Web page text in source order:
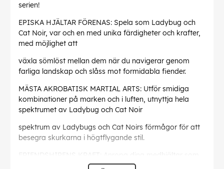
serien!
EPISKA HJÄLTAR FÖRENAS: Spela som Ladybug och
Cat Noir, var och en med unika färdigheter och krafter,
med möjlighet att
växla sömlöst mellan dem när du navigerar genom
farliga landskap och slåss mot formidabla fiender.
MÄSTA AKROBATISK MARTIAL ARTS: Utför smidiga
kombinationer på marken och i luften, utnyttja hela
spektrumet av Ladybug och Cat Noir
spektrum av Ladybugs och Cat Noirs förmågor för att
besegra skurkarna i högtflygande stil.
FRIENDSHIPENS KRAFT: Anropa dina medhjältar som
Rena Rouge, Carapace och andra under